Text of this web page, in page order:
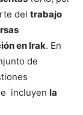
del trabajo
diversas
en Irak. En
de
incluyen la
los